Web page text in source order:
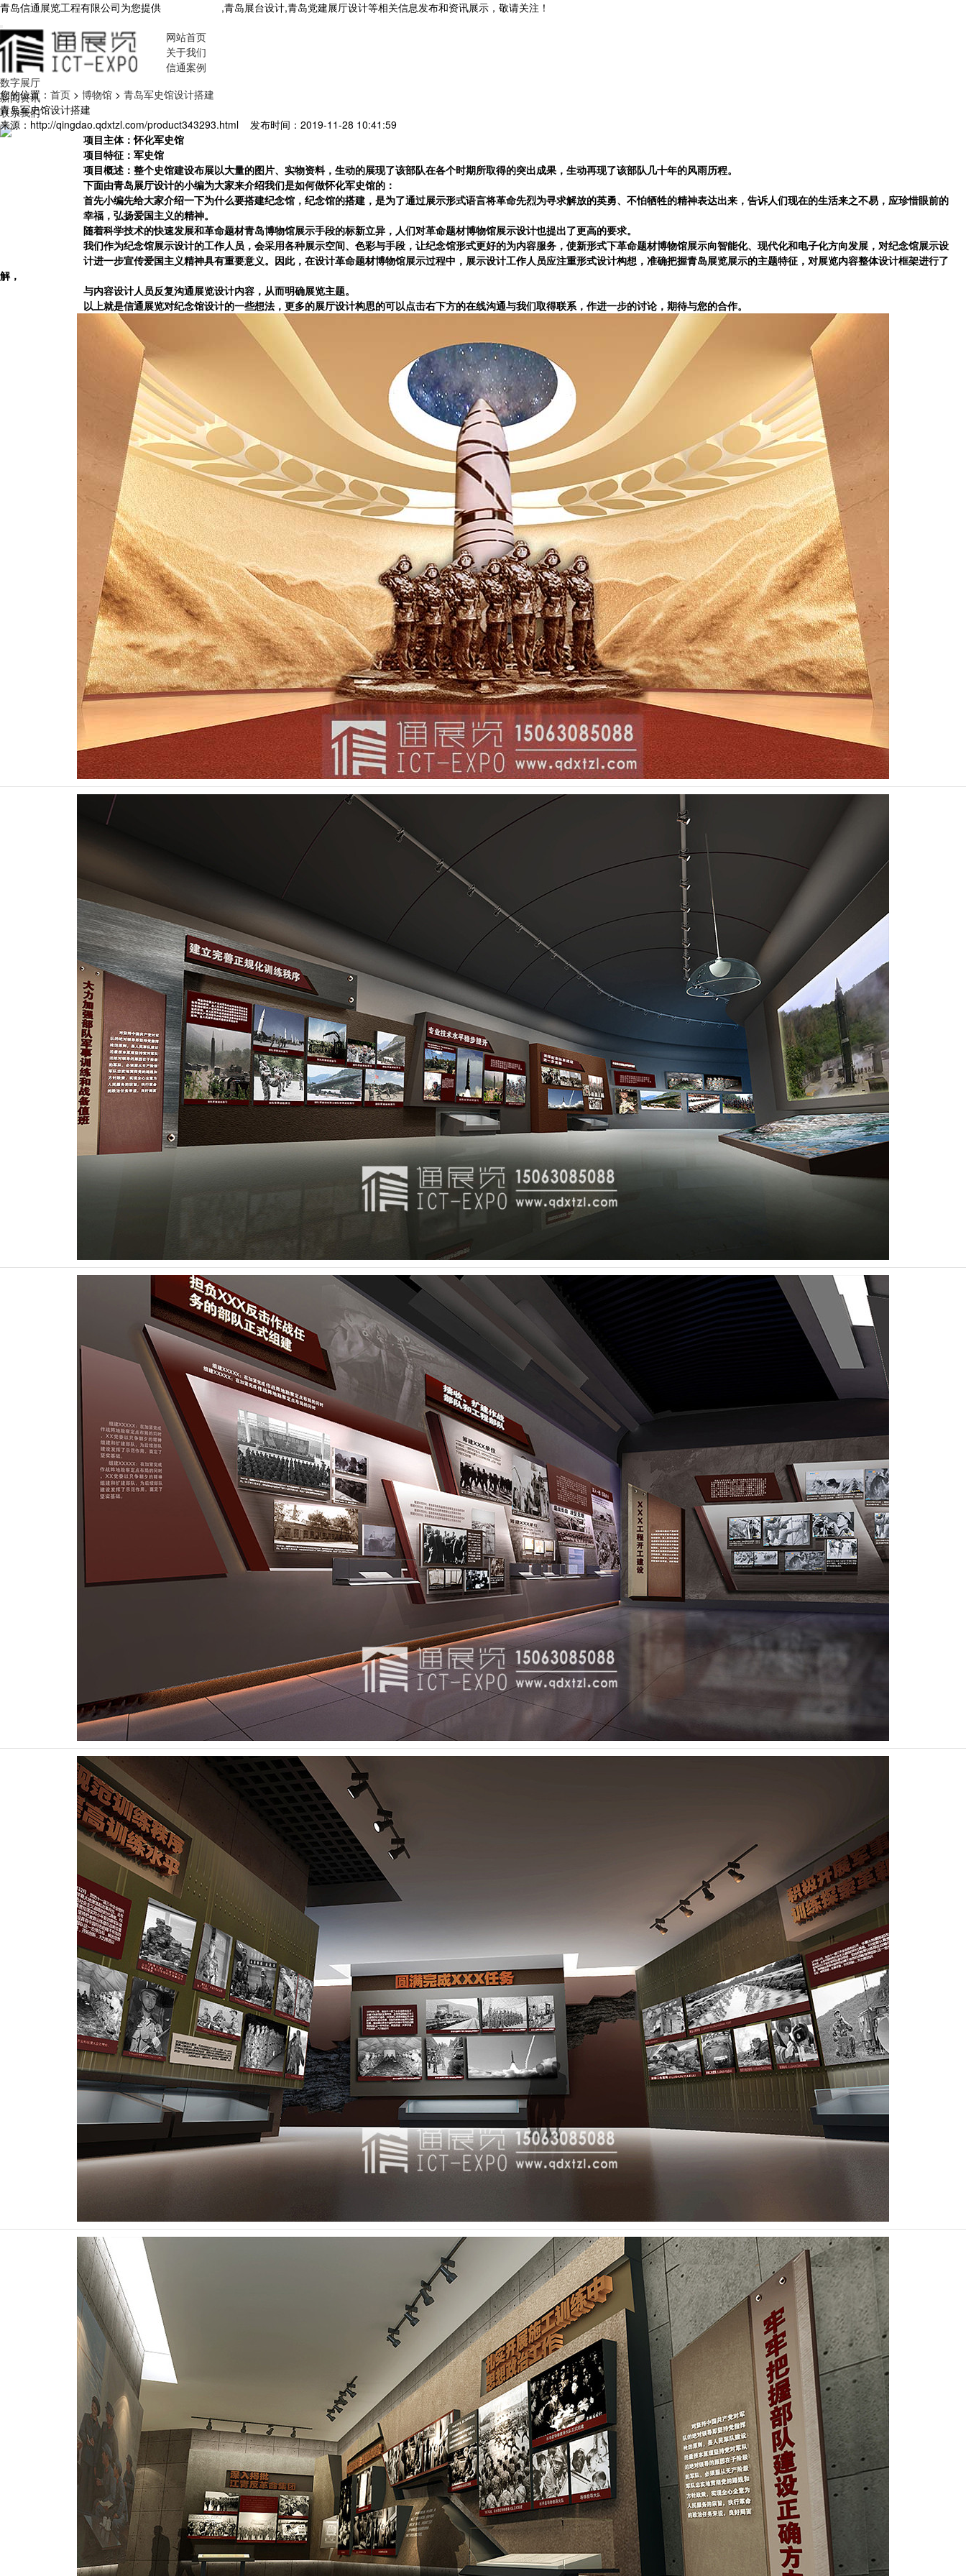
青岛信通展览工程有限公司为您提供 ,青岛展台设计,青岛党建展厅设计等相关信息发布和资讯展示，敬请关注！
网站首页
关于我们
信通案例
数字展厅
新闻资讯
联系我们
您的位置： 首页 > 博物馆 > 青岛军史馆设计搭建
青岛军史馆设计搭建
来源：http://qingdao.qdxtzl.com/product343293.html 发布时间：2019-11-28 10:41:59
项目主体：怀化军史馆
项目特征：军史馆
项目概述：整个史馆建设布展以大量的图片、实物资料，生动的展现了该部队在各个时期所取得的突出成果，生动再现了该部队几十年的风雨历程。
下面由青岛展厅设计的小编为大家来介绍我们是如何做怀化军史馆的：
首先小编先给大家介绍一下为什么要搭建纪念馆，纪念馆的搭建，是为了通过展示形式语言将革命先烈为寻求解放的英勇、不怕牺牲的精神表达出来，告诉人们现在的生活来之不易，应珍惜眼前的
幸福，弘扬爱国主义的精神。
随着科学技术的快速发展和革命题材青岛博物馆展示手段的标新立异，人们对革命题材博物馆展示设计也提出了更高的要求。
我们作为纪念馆展示设计的工作人员，会采用各种展示空间、色彩与手段，让纪念馆形式更好的为内容服务，使新形式下革命题材博物馆展示向智能化、现代化和电子化方向发展，对纪念馆展示设
计进一步宣传爱国主义精神具有重要意义。因此，在设计革命题材博物馆展示过程中，展示设计工作人员应注重形式设计构想，准确把握青岛展览展示的主题特征，对展览内容整体设计框架进行了
解，
与内容设计人员反复沟通展览设计内容，从而明确展览主题。
以上就是信通展览对纪念馆设计的一些想法，更多的展厅设计构思的可以点击右下方的在线沟通与我们取得联系，作进一步的讨论，期待与您的合作。